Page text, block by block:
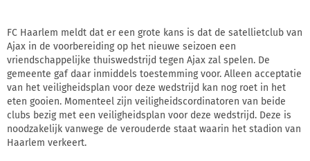
FC Haarlem meldt dat er een grote kans is dat de satellietclub van
Ajax in de voorbereiding op het nieuwe seizoen een
vriendschappelijke thuiswedstrijd tegen Ajax zal spelen. De
gemeente gaf daar inmiddels toestemming voor. Alleen acceptatie
van het veiligheidsplan voor deze wedstrijd kan nog roet in het
eten gooien. Momenteel zijn veiligheidscordinatoren van beide
clubs bezig met een veiligheidsplan voor deze wedstrijd. Deze is
noodzakelijk vanwege de verouderde staat waarin het stadion van
Haarlem verkeert.